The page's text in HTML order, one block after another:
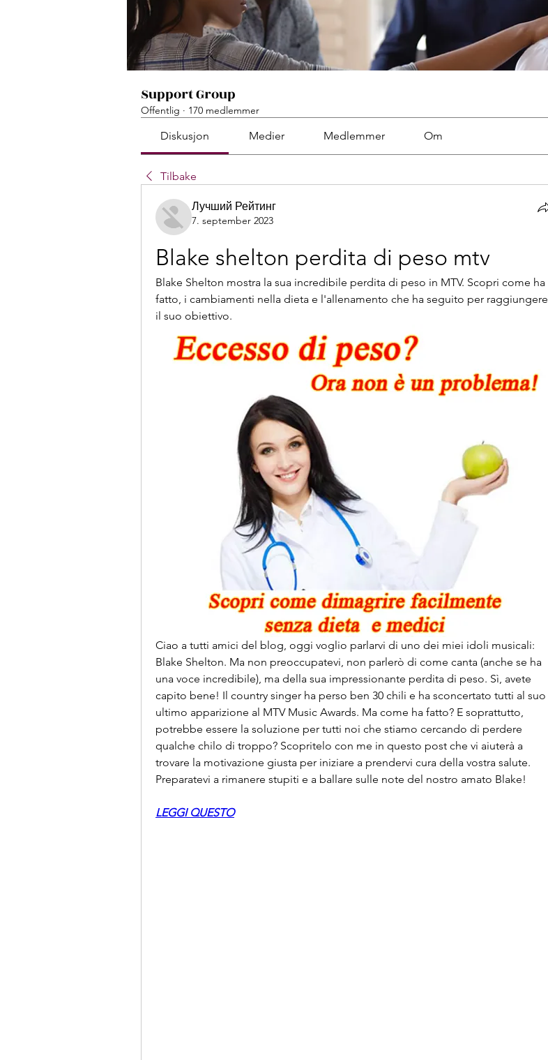
Support Group
Offentlig · 170 medlemmer
Diskusjon Medier Medlemmer Om
Tilbake
Лучший Рейтинг
7. september 2023
Blake shelton perdita di peso mtv
Blake Shelton mostra la sua incredibile perdita di peso in MTV. Scopri come ha
fatto, i cambiamenti nella dieta e l'allenamento che ha seguito per raggiungere
il suo obiettivo.
Ciao a tutti amici del blog, oggi voglio parlarvi di uno dei miei idoli musicali:
Blake Shelton. Ma non preoccupatevi, non parlerò di come canta (anche se ha
una voce incredibile), ma della sua impressionante perdita di peso. Sì, avete
capito bene! Il country singer ha perso ben 30 chili e ha sconcertato tutti al suo
ultimo apparizione al MTV Music Awards. Ma come ha fatto? E soprattutto,
potrebbe essere la soluzione per tutti noi che stiamo cercando di perdere
qualche chilo di troppo? Scopritelo con me in questo post che vi aiuterà a
trovare la motivazione giusta per iniziare a prendervi cura della vostra salute.
Preparatevi a rimanere stupiti e a ballare sulle note del nostro amato Blake!
LEGGI QUESTO